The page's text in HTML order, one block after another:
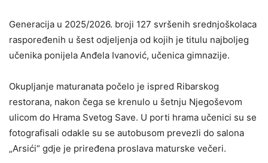
Generacija u 2025/2026. broji 127 svršenih srednjoškolaca
raspoređenih u šest odjeljenja od kojih je titulu najboljeg
učenika ponijela Anđela Ivanović, učenica gimnazije.
Okupljanje maturanata počelo je ispred Ribarskog
restorana, nakon čega se krenulo u šetnju Njegoševom
ulicom do Hrama Svetog Save. U porti hrama učenici su se
fotografisali odakle su se autobusom prevezli do salona
„Arsići“ gdje je priređena proslava maturske večeri.